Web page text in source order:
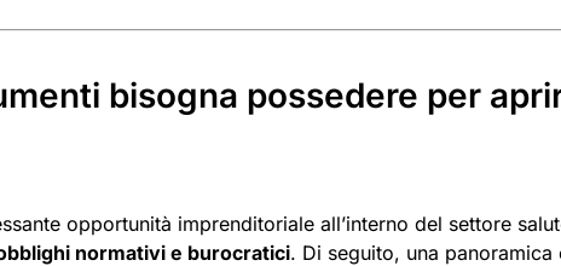
bisogna possedere per
opportunità imprenditoriale all’interno del settore
normativi e burocratici. Di seguito, una